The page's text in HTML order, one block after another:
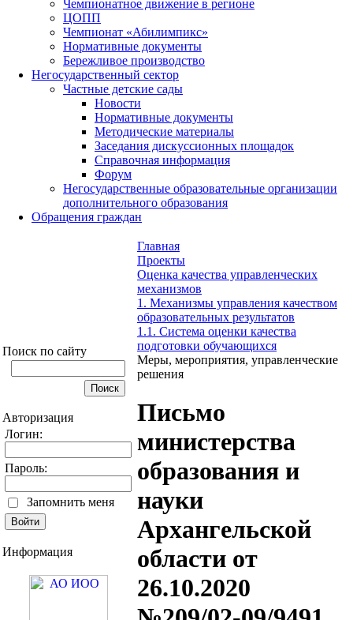
Чемпионатное движение в регионе
ЦОПП
Чемпионат «Абилимпикс»
Нормативные документы
Бережливое производство
Негосударственный сектор
Частные детские сады
Новости
Нормативные документы
Методические материалы
Заседания дискуссионных площадок
Справочная информация
Форум
Негосударственные образовательные организации
дополнительного образования
Обращения граждан
Поиск по сайту
Авторизация
Логин:
Пароль:
Запомнить меня
Информация
Главная
Проекты
Оценка качества управленческих
механизмов
1. Механизмы управления качеством
образовательных результатов
1.1. Система оценки качества
подготовки обучающихся
Меры, мероприятия, управленческие
решения
Письмо
министерства
образования и
науки
Архангельской
области от
26.10.2020